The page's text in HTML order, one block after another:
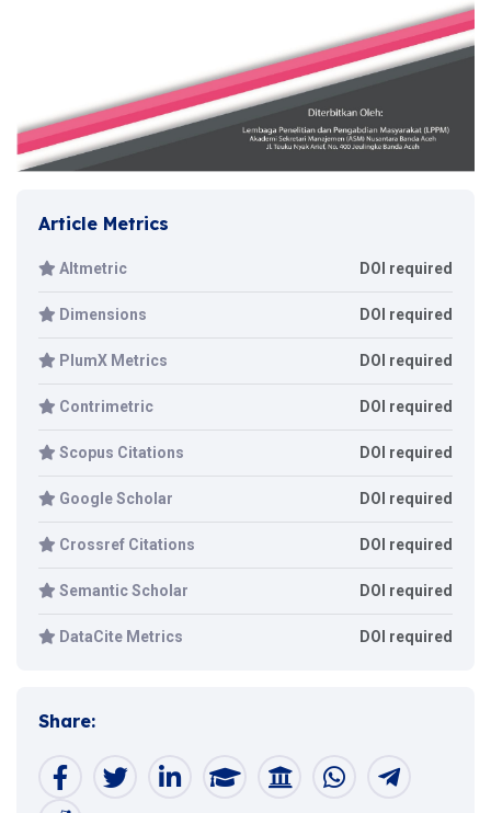
Article Metrics
Altmetric DOI required
Dimensions DOI required
PlumX Metrics DOI required
Contrimetric DOI required
Scopus Citations DOI required
Google Scholar DOI required
Crossref Citations DOI required
Semantic Scholar DOI required
DataCite Metrics DOI required
Share: